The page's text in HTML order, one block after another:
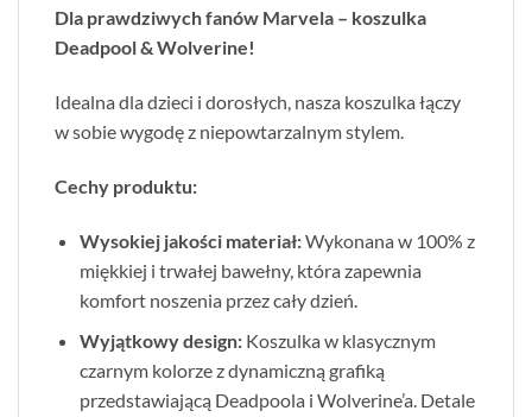
Dla prawdziwych fanów Marvela – koszulka
Deadpool & Wolverine!
Idealna dla dzieci i dorosłych, nasza koszulka łączy
w sobie wygodę z niepowtarzalnym stylem.
Cechy produktu:
Wysokiej jakości materiał:Wykonana w 100% z
miękkiej i trwałej bawełny, która zapewnia
komfort noszenia przez cały dzień.
Wyjątkowy design:Koszulka w klasycznym
czarnym kolorze z dynamiczną grafiką
przedstawiającą Deadpoola i Wolverine’a. Detale